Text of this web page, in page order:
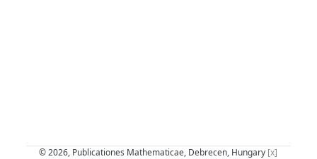
© 2026, Publicationes Mathematicae, Debrecen, Hungary [x]